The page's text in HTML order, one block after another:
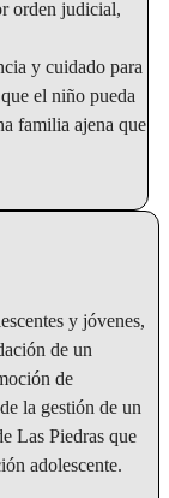
orden judicial,
y cuidado para
el niño pueda
familia ajena que
y jóvenes,
de un
de
la gestión de un
Las Piedras que
adolescente.